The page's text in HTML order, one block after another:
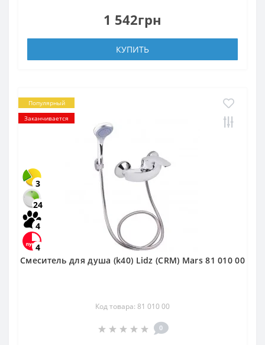
1 542грн
КУПИТЬ
Популярный
Заканчивается
3
24
4
4
Смеситель для душа (k40) Lidz (CRM) Mars 81 010 00
Код товара: 81 010 00
0